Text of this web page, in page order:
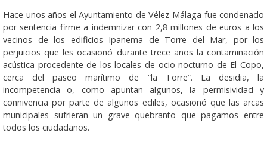
Hace unos años el Ayuntamiento de Vélez-Málaga fue condenado
por sentencia firme a indemnizar con 2,8 millones de euros a los
vecinos de los edificios Ipanema de Torre del Mar, por los
perjuicios que les ocasionó durante trece años la contaminación
acústica procedente de los locales de ocio nocturno de El Copo,
cerca del paseo marítimo de “la Torre”. La desidia, la
incompetencia o, como apuntan algunos, la permisividad y
connivencia por parte de algunos ediles, ocasionó que las arcas
municipales sufrieran un grave quebranto que pagamos entre
todos los ciudadanos.